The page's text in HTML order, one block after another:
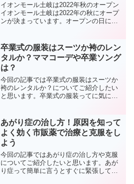
イオンモール土岐は2022年秋のオープン
イオンモール土岐は2022年の秋にオープ
ンが決まっています。オープンの日にち
楽しめるような東濃エリアの新たなラン
ドマークとして、...
卒業式の服装はスーツか袴のレン
タルか？ママコーデや卒業ソング
は？
今回の記事では卒業式の服装はスーツか
袴のレンタルか？についてご紹介したい
と思います。卒業式の服装ってに気にな
袴って大学を卒業する時くらいしか着な
いと思うんで思い切ってレ...
あがり症の治し方！原因を知って
よく効く市販薬で治療と克服をし
よう
今回の記事ではあがり症の治し方や克服
についてご紹介したいと思います。あが
り症って簡単に言うとすぐに緊張してし